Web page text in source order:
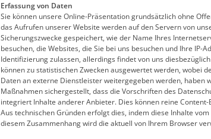
Erfassung von Daten
Sie können unsere Online-Präsentation grundsätzlich ohne
das Aufrufen unserer Website werden auf den Servern von
Sicherungszwecke gespeichert, wie der Name Ihres
besuchen, die Websites, die Sie bei uns besuchen und Ihre IP-
Identifizierung zulassen, allerdings findet von uns
können zu statistischen Zwecken ausgewertet werden, wobei
Daten an externe Dienstleister weitergegeben werden, haben
Maßnahmen sichergestellt, dass die Vorschriften des
integriert Inhalte anderer Anbieter. Dies können reine
Aus technischen Gründen erfolgt dies, indem diese Inhalte
diesem Zusammenhang wird die aktuell von Ihrem Browser